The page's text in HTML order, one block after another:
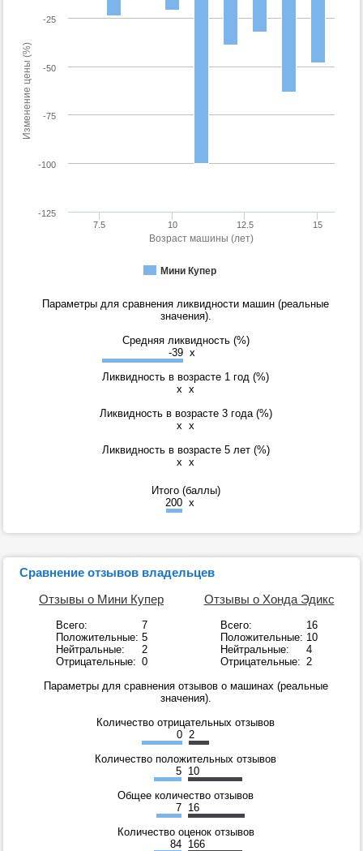
Возраст машины (лет)
Изменение цены (%)
Мини Купер
10
7.5 12.5 15
-100
-125
-75
-50
-25
Параметры для сравнения ликвидности машин (реальные
значения).
Средняя ликвидность (%)
-39 x
Ликвидность в возрасте 1 год (%)
x x
Ликвидность в возрасте 3 года (%)
x x
Ликвидность в возрасте 5 лет (%)
x x
Итого (баллы)
200 x
Сравнение отзывов владельцев
Отзывы о Мини Купер
Всего:
7
Положительные: 5
Нейтральные:
2
Отрицательные: 0
Отзывы о Хонда Эдикс
Всего:
16
Положительные: 10
Нейтральные:
4
Отрицательные: 2
Параметры для сравнения отзывов о машинах (реальные
значения).
Количество отрицательных отзывов
0 2
Количество положительных отзывов
5 10
Общее количество отзывов
7 16
Количество оценок отзывов
84 166